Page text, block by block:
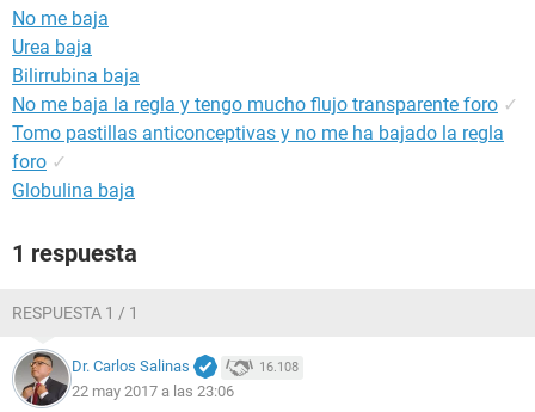
No me baja
Urea baja
Bilirrubina baja
No me baja la regla y tengo mucho flujo transparente foro ✓
Tomo pastillas anticonceptivas y no me ha bajado la regla
foro ✓
Globulina baja
1 respuesta
RESPUESTA 1 / 1
Dr. Carlos Salinas 16.108
22 may 2017 a las 23:06